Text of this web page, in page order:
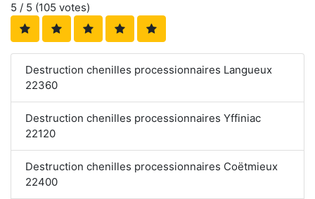
5 / 5 (105 votes)
Destruction chenilles processionnaires Langueux
22360
Destruction chenilles processionnaires Yffiniac
22120
Destruction chenilles processionnaires Coëtmieux
22400